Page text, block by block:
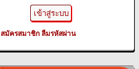
สมัครสมาชิก ลืมรหัสผ่าน